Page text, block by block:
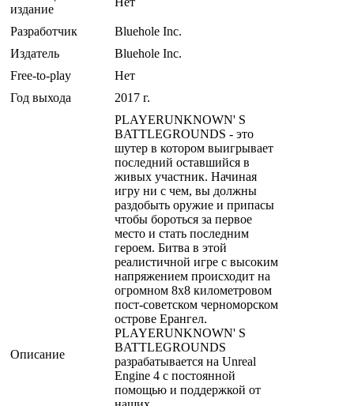
издание
Разработчик
Bluehole Inc.
Издатель
Bluehole Inc.
Free-to-play
Нет
Год выхода
2017 г.
Описание
PLAYERUNKNOWN' S
BATTLEGROUNDS - это
шутер в котором выигрывает
последний оставшийся в
живых участник. Начиная
игру ни с чем, вы должны
раздобыть оружие и припасы
чтобы бороться за первое
место и стать последним
героем. Битва в этой
реалистичной игре с высоким
напряжением происходит на
огромном 8х8 километровом
пост-советском черноморском
острове Ерангел.
PLAYERUNKNOWN' S
BATTLEGROUNDS
разрабатывается на Unreal
Engine 4 с постоянной
помощью и поддержкой от